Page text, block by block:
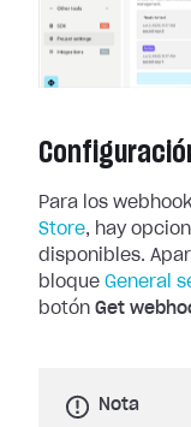
Para los
Store, hay
disponibles.
bloque General
botón Get
Nota